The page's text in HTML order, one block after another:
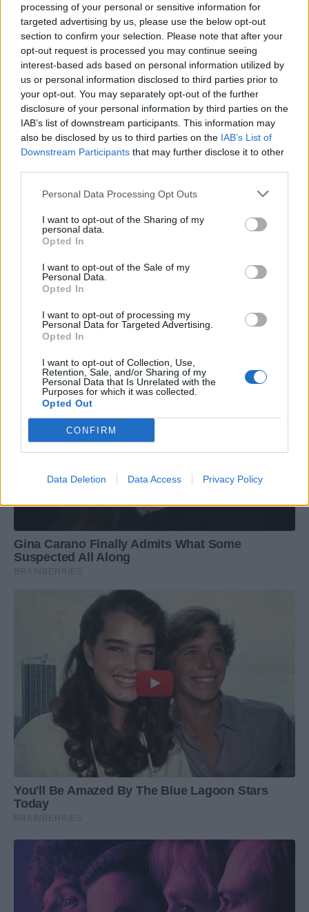
processing of your personal or sensitive information for
targeted advertising by us, please use the below opt-out
section to confirm your selection. Please note that after your
opt-out request is processed you may continue seeing
interest-based ads based on personal information utilized by
us or personal information disclosed to third parties prior to
your opt-out. You may separately opt-out of the further
disclosure of your personal information by third parties on the
IAB’s list of downstream participants. This information may
also be disclosed by us to third parties on the IAB’s List of
Downstream Participants that may further disclose it to other
Personal Data Processing Opt Outs
I want to opt-out of the Sharing of my
personal data.
Opted In
I want to opt-out of the Sale of my
Personal Data.
Opted In
I want to opt-out of processing my
Personal Data for Targeted Advertising.
Opted In
I want to opt-out of Collection, Use,
Retention, Sale, and/or Sharing of my
Personal Data that Is Unrelated with the
Purposes for which it was collected.
Opted Out
CONFIRM
Data Deletion Data Access Privacy Policy